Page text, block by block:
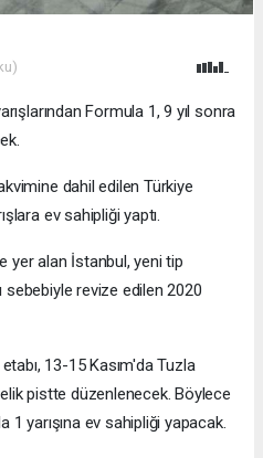
Formula 1, 9 yıl sonra
dahil edilen Türkiye
ev sahipliği yaptı.
yer alan İstanbul, yeni tip
sebebiyle revize edilen 2020
13-15 Kasım'da Tuzla
pistte düzenlenecek. Böylece
yarışına ev sahipliği yapacak.